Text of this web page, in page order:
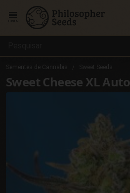
Sementes de Cannabis Sweet Seeds
Sweet Cheese XL Auto